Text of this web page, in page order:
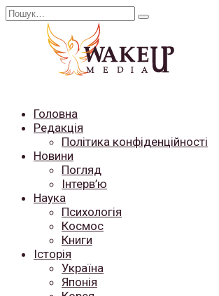
Перейти
Search
Головна
Редакція
Політика конфіденційності
Новини
Погляд
Інтерв’ю
Наука
Психологія
Космос
Книги
Історія
Україна
Японія